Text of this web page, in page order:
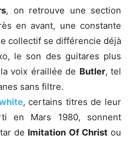
, on retrouve une section
en avant, une constante
collectif se différencie déjà
le son des guitares plus
voix éraillée de Butler, tel
sans filtre.
, certains titres de leur
en Mars 1980, sonnent
de Imitation Of Christou